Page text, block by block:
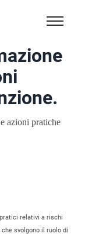
relativi a rischi
svolgono il ruolo di